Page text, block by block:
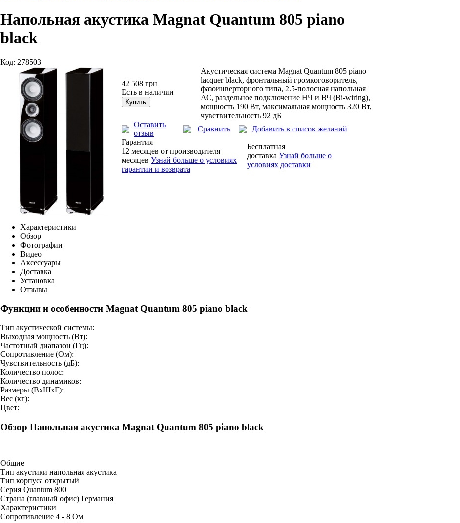
Напольная акустика Magnat Quantum 805 piano
black
Код: 278503
42 508 грн
Есть в наличии
Акустическая система Magnat Quantum 805 piano
lacquer black, фронтальный громкоговоритель,
фазоинверторного типа, 2.5-полосная напольная
АС, раздельное подключение НЧ и ВЧ (Bi-wiring),
мощность 190 Вт, максимальная мощность 320 Вт,
чувствительность 92 дБ
Оставить
отзыв
Сравнить
Добавить в список желаний
Гарантия
12 месяцев от производителя
месяцев Узнай больше о условиях
гарантии и возврата
Бесплатная
доставка Узнай больше о
условиях доставки
Характеристики
Обзор
Фотографии
Видео
Аксессуары
Доставка
Установка
Отзывы
Функции и особенности Magnat Quantum 805 piano black
Тип акустической системы:
Выходная мощность (Вт):
Частотный диапазон (Гц):
Сопротивление (Ом):
Чувствительность (дБ):
Количество полос:
Количество динамиков:
Размеры (ВхШхГ):
Вес (кг):
Цвет:
Обзор Напольная акустика Magnat Quantum 805 piano black
Общие
Тип акустики напольная акустика
Тип корпуса открытый
Серия Quantum 800
Страна (главный офис) Германия
Характеристики
Сопротивление 4 - 8 Ом